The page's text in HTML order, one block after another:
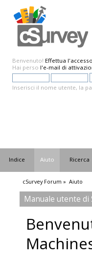
Benvenuto! Effettua l'accesso
Hai perso l'e-mail di
Inserisci il nome utente, la
Indice Aiuto Ricerca
cSurvey Forum » Aiuto
Manuale utente di